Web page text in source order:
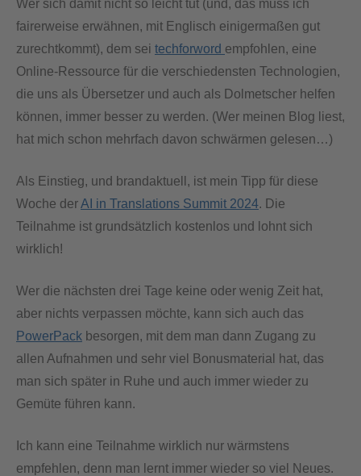
Wer sich damit nicht so leicht tut (und, das muss ich
fairerweise erwähnen, mit Englisch einigermaßen gut
zurechtkommt), dem sei techforword empfohlen, eine
Online-Ressource für die verschiedensten Technologien,
die uns als Übersetzer und auch als Dolmetscher helfen
können, immer besser zu werden. (Wer meinen Blog liest,
hat mich schon mehrfach davon schwärmen gelesen…)
Als Einstieg, und brandaktuell, ist mein Tipp für diese
Woche derAI in Translations Summit 2024. Die
Teilnahme ist grundsätzlich kostenlos und lohnt sich
wirklich!
Wer die nächsten drei Tage keine oder wenig Zeit hat,
aber nichts verpassen möchte, kann sich auch das
PowerPack besorgen, mit dem man dann Zugang zu
allen Aufnahmen und sehr viel Bonusmaterial hat, das
man sich später in Ruhe und auch immer wieder zu
Gemüte führen kann.
Ich kann eine Teilnahme wirklich nur wärmstens
empfehlen, denn man lernt immer wieder so viel Neues.